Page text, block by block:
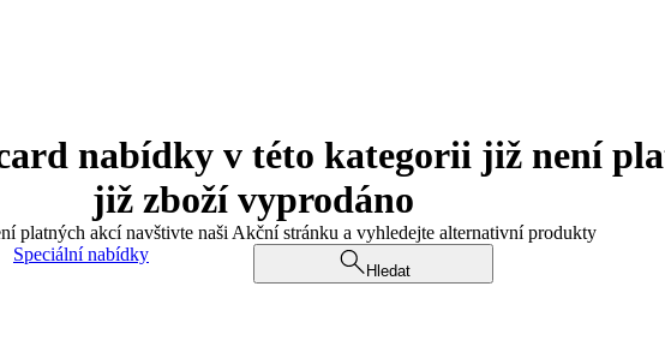
nabídky v této kategorii již není
již zboží vyprodáno
platných akcí navštivte naši Akční stránku a vyhledejte alternativní produkty
Speciální nabídky
Hledat